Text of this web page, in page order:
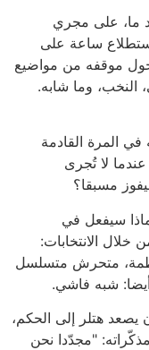
ما، على مجري
ساعة على
موقفه من مواضيع
وما شابه.
في المرة القادمة
لا تُجرى
مسبقا؟
سيفعل في
خلال الانتخابات:
متحرش متسلسل
شبه فاشي.
يصعد هتلر إلى الحكم،
"مجدّدا نحن